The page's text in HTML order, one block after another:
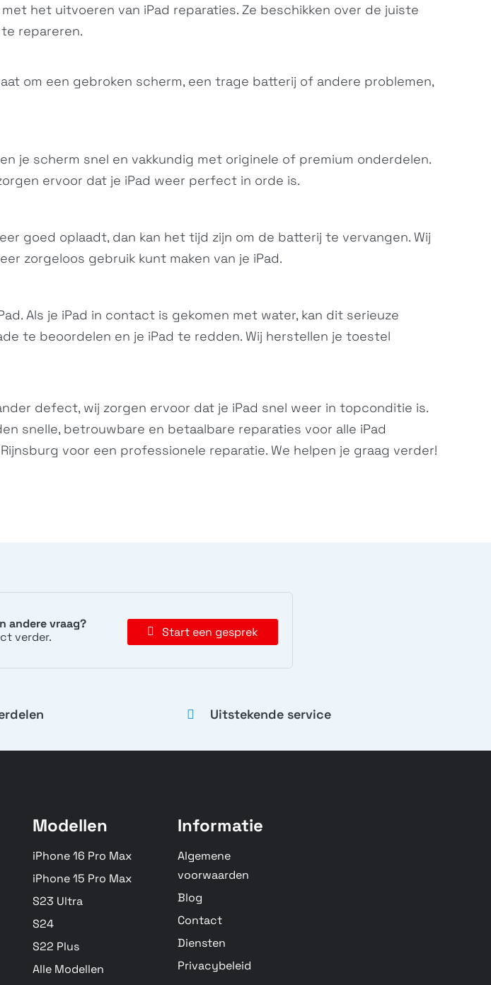
het uitvoeren van iPad reparaties. Ze beschikken over de juiste
repareren.
om een gebroken scherm, een trage batterij of andere problemen,
je scherm snel en vakkundig met originele of premium onderdelen.
ervoor dat je iPad weer perfect in orde is.
goed oplaadt, dan kan het tijd zijn om de batterij te vervangen. Wij
zorgeloos gebruik kunt maken van je iPad.
Als je iPad in contact is gekomen met water, kan dit serieuze
te beoordelen en je iPad te redden. Wij herstellen je toestel
defect, wij zorgen ervoor dat je iPad snel weer in topconditie is.
snelle, betrouwbare en betaalbare reparaties voor alle iPad
voor een professionele reparatie. We helpen je graag verder!
andere vraag?
verder.
Start een gesprek
Uitstekende service
Modellen
iPhone 16 Pro Max
iPhone 15 Pro Max
S23 Ultra
S24
S22 Plus
Alle Modellen
Informatie
Algemene
voorwaarden
Blog
Contact
Diensten
Privacybeleid